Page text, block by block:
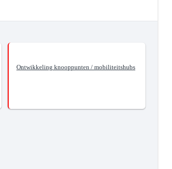
Ontwikkeling knooppunten / mobiliteitshubs